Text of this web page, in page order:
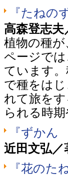
『たね
高森登志
植物の種
ページで
ています
で種をは
れて旅を
られる時
『ずか
近田文弘
『花の